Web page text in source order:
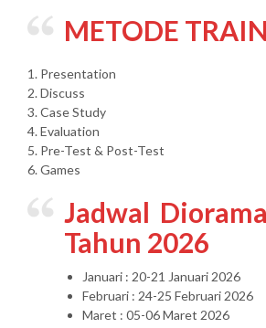
METODE
1. Presentation
2. Discuss
3. Case Study
4. Evaluation
5. Pre-Test & Post-Test
6. Games
Jadwal
Tahun 2026
Januari : 20-21 Januari 2026
Februari : 24-25 Februari 2026
Maret : 05-06 Maret 2026